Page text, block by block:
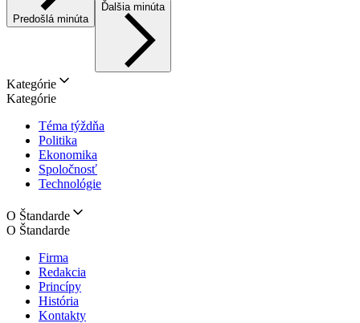
Predošlá minúta
Ďalšia minúta
Kategórie
Kategórie
Téma týždňa
Politika
Ekonomika
Spoločnosť
Technológie
O Štandarde
O Štandarde
Firma
Redakcia
Princípy
História
Kontakty